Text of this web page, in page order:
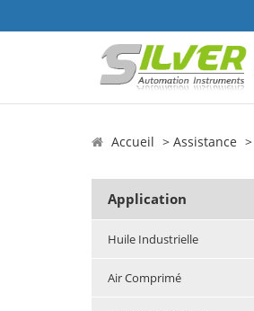
Accueil Assistance
Application
Huile Industrielle
Air Comprimé